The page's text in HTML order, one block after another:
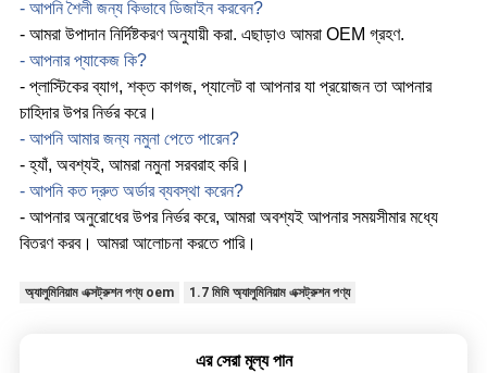
- আপনি শৈলী জন্য কিভাবে ডিজাইন করবেন?
- আমরা উপাদান নির্দিষ্টকরণ অনুযায়ী করা. এছাড়াও আমরা OEM গ্রহণ.
- আপনার প্যাকেজ কি?
- প্লাস্টিকের ব্যাগ, শক্ত কাগজ, প্যালেট বা আপনার যা প্রয়োজন তা আপনার
চাহিদার উপর নির্ভর করে।
- আপনি আমার জন্য নমুনা পেতে পারেন?
- হ্যাঁ, অবশ্যই, আমরা নমুনা সরবরাহ করি।
- আপনি কত দ্রুত অর্ডার ব্যবস্থা করেন?
- আপনার অনুরোধের উপর নির্ভর করে, আমরা অবশ্যই আপনার সময়সীমার মধ্যে
বিতরণ করব। আমরা আলোচনা করতে পারি।
অ্যালুমিনিয়াম এক্সট্রুশন পণ্য oem 1.7 মিমি অ্যালুমিনিয়াম এক্সট্রুশন পণ্য
এর সেরা মূল্য পান